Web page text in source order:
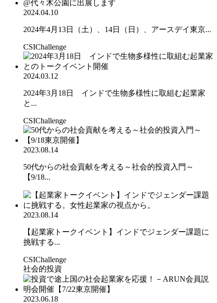
2024.04.10
2024年4月13日（土）、14日（日）、アースデイ東京...
CSIChallenge
2024.03.12
2024年3月18日 インドで生物多様性に取組む起業家
と...
CSIChallenge
2023.08.14
50代からの社会貢献を考える～社会的投資入門～
【9/18...
2023.08.14
【起業家トークイベント】インドでジェンダー課題に
挑戦する...
CSIChallenge
社会的投資
2023.06.18